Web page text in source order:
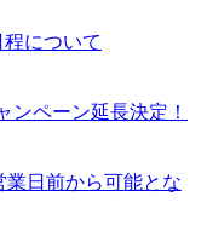
程について
ンペーン延長決定！
業日前から可能とな